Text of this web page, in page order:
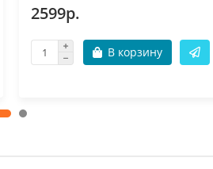
2599р.
В корзину